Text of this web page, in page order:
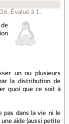
. Évalué à 1 .
de
un ou plusieurs
la distribution de
quoi que ce soit à
pas dans la vie ni le
aide (aussi petite